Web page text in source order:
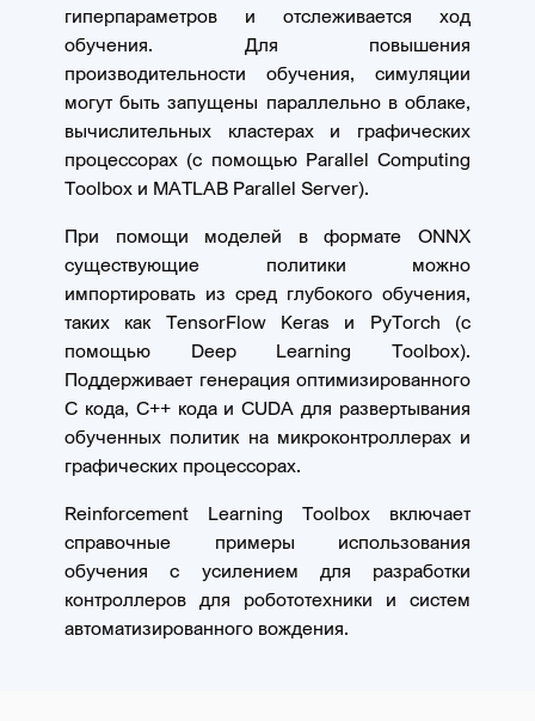
гиперпараметров и отслеживается ход
обучения. Для повышения
производительности обучения, симуляции
могут быть запущены параллельно в облаке,
вычислительных кластерах и графических
процессорах (с помощью Parallel Computing
Toolbox и MATLAB Parallel Server).
При помощи моделей в формате ONNX
существующие политики можно
импортировать из сред глубокого обучения,
таких как TensorFlow Keras и PyTorch (с
помощью Deep Learning Toolbox).
Поддерживает генерация оптимизированного
C кода, C++ кода и CUDA для развертывания
обученных политик на микроконтроллерах и
графических процессорах.
Reinforcement Learning Toolbox включает
справочные примеры использования
обучения с усилением для разработки
контроллеров для робототехники и систем
автоматизированного вождения.